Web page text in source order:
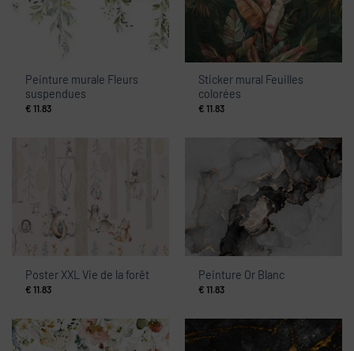
Peinture murale Fleurs
suspendues
€ 11.83
Sticker mural Feuilles
colorées
€ 11.83
Poster XXL Vie de la forêt
€ 11.83
Peinture Or Blanc
€ 11.83